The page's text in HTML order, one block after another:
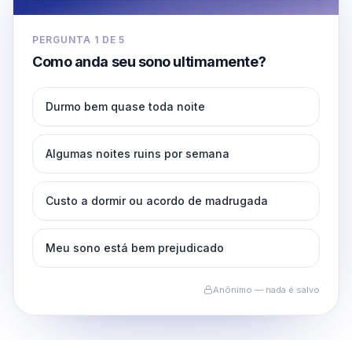
PERGUNTA 1 DE5
Como anda seu sono ultimamente?
Durmo bem quase toda noite
Algumas noites ruins por semana
Custo a dormir ou acordo de madrugada
Meu sono está bem prejudicado
Anônimo — nada é salvo